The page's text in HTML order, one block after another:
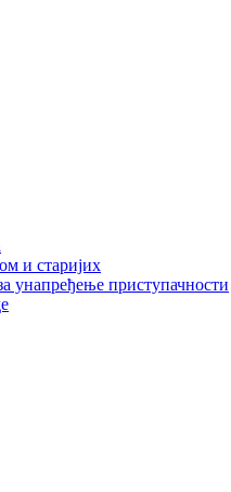
и старијих
унапређење приступачности